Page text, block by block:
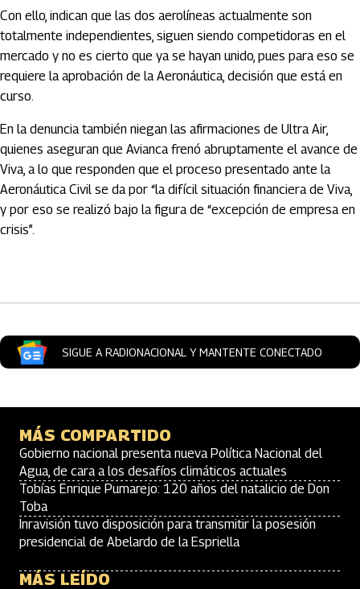
Con ello, indican que las dos aerolíneas actualmente son
totalmente independientes, siguen siendo competidoras en el
mercado y no es cierto que ya se hayan unido, pues para eso se
requiere la aprobación de la Aeronáutica, decisión que está en
curso.
En la denuncia también niegan las afirmaciones de Ultra Air,
quienes aseguran que Avianca frenó abruptamente el avance de
Viva, a lo que responden que el proceso presentado ante la
Aeronáutica Civil se da por “la difícil situación financiera de Viva,
y por eso se realizó bajo la figura de “excepción de empresa en
crisis”.
SIGUE A RADIONACIONAL Y MANTENTE CONECTADO
MÁS COMPARTIDO
Gobierno nacional presenta nueva Política Nacional del
Agua, de cara a los desafíos climáticos actuales
Tobías Enrique Pumarejo: 120 años del natalicio de Don
Toba
Inravisión tuvo disposición para transmitir la posesión
presidencial de Abelardo de la Espriella
MÁS LEÍDO